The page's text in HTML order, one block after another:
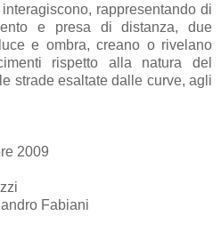
rappresentando di
e presa di distanza, due
e ombra, creano o rivelano
rispetto alla natura del
strade esaltate dalle curve, agli
2009
Fabiani